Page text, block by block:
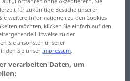
für zukünftige Besuche unserer
weitere Informationen zu den Cookies
möchten, klicken Sie einfach auf den
Hinweise zu der
Sie ansonsten unserer
Sie unserImpressum.
verarbeiten Daten, um